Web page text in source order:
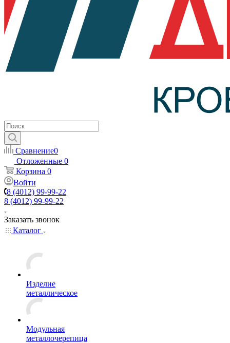
Сравнение0
Отложенные 0
Корзина 0
Войти
8 (4012) 99-99-22
8 (4012) 99-99-22
Заказать звонок
Каталог
Изделие
металлическое
Модульная
металлочерепица